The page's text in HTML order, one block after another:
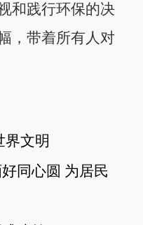
和践行环保的决
，带着所有人对
界文明
同心圆 为居民